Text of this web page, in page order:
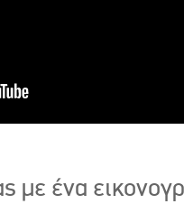
με ένα